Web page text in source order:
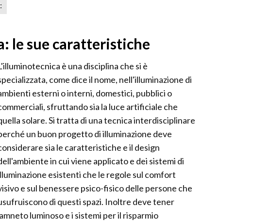
le sue caratteristiche
è una disciplina che si è
come dice il nome, nell'illuminazione di
esterni o interni, domestici, pubblici o
sfruttando sia la luce artificiale che
solare. Si tratta di una tecnica interdisciplinare
un buon progetto di illuminazione deve
sia le caratteristiche e il design
in cui viene applicato e dei sistemi di
esistenti che le regole sul comfort
e sul benessere psico-fisico delle persone che
di questi spazi. Inoltre deve tener
luminoso e i sistemi per il risparmio